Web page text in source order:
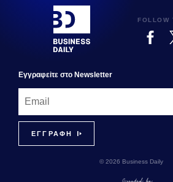
FOLLOW
Εγγραφεiτε στο Newsletter
© 2026 Business Daily